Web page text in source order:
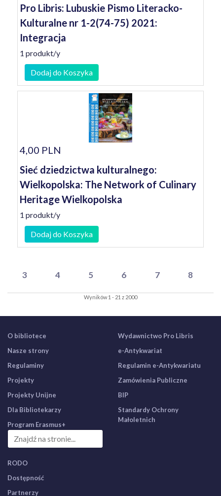
Pro Libris: Lubuskie Pismo Literacko-
Kulturalne nr 1-2(74-75) 2021:
Integracja
1 produkt/y
Dodaj do Koszyka
4,00 PLN
Sieć dziedzictwa kulturalnego:
Wielkopolska: The Network of Culinary
Heritage Wielkopolska
1 produkt/y
Dodaj do Koszyka
3 4 5 6 7 8
Wyników 1 - 21 z 2000
O bibliotece
Nasze strony
Regulaminy
Projekty
Projekty Unijne
Dla Bibliotekarzy
Program Erasmus+
Wydawnictwo Pro Libris
e-Antykwariat
Regulamin e-Antykwariatu
Zamówienia Publiczne
BIP
Standardy Ochrony
Małoletnich
RODO
Dostępność
Partnerzy